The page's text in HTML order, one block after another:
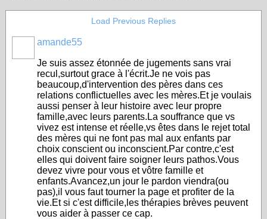
Load Previous Replies
amande55
Je suis assez étonnée de jugements sans vrai
recul,surtout grace à l'écrit.Je ne vois pas
beaucoup,d'intervention des pères dans ces
relations conflictuelles avec les mères.Et je voulais
aussi penser à leur histoire avec leur propre
famille,avec leurs parents.La souffrance que vs
vivez est intense et réelle,vs êtes dans le rejet total
des mères qui ne font pas mal aux enfants par
choix conscient ou inconscient.Par contre,c'est
elles qui doivent faire soigner leurs pathos.Vous
devez vivre pour vous et vôtre famille et
enfants.Avancez,un jour le pardon viendra(ou
pas),il vous faut tourner la page et profiter de la
vie.Et si c'est difficile,les thérapies brèves peuvent
vous aider à passer ce cap.